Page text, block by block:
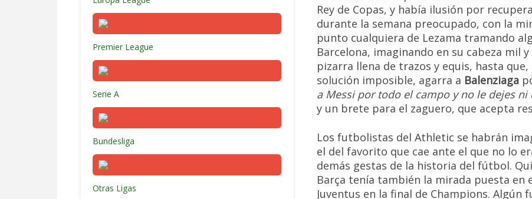
Rey de Copas, y había ilusión por
durante la semana preocupado, con la
punto cualquiera de Lezama tramando
Barcelona, imaginando en su cabeza mil
pizarra llena de trazos y equis, hasta
solución imposible, agarra a Balenziaga
a Messi por todo el campo y no le dejes ni
y un brete para el zaguero, que acepta
Los futbolistas del Athletic se habrán
el del favorito que cae ante el que no lo
demás gestas de la historia del fútbol.
Barça tenía también la mirada puesta en
Juventus en la final de Champions.
Premier League
Serie A
Bundesliga
Otras Ligas